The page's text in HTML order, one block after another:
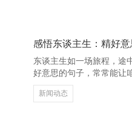
在孤独中感受到追随。而
物，它让咱们好像按照我
想。 泰戈尔的这句话指
谨，而应充满爱与解放。
东谈主生如一场旅程，途
好意思的句子，常常能让
惑中得到启发。 “生涯不
在雨中舞蹈。”这句话告
新闻动态